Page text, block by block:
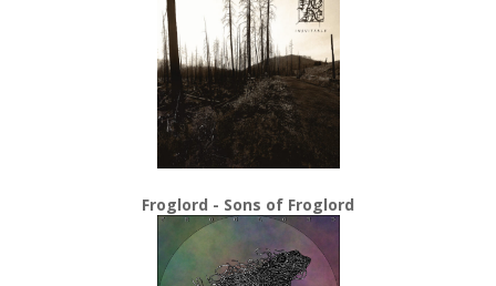
Froglord - Sons of Froglord